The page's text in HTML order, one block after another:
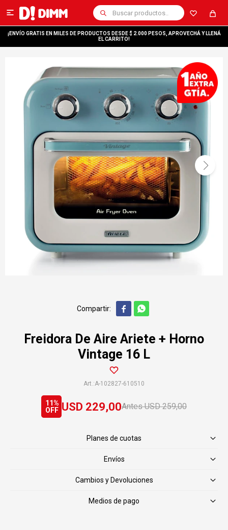

¡ENVÍO GRATIS EN MILES DE PRODUCTOS DESDE $ 2.000 PESOS, APROVECHÁ Y LLENÁ
EL CARRITO!
 
Freidora De Aire Ariete + Horno
Vintage 16 L
A-102827-610510
USD 229,00 USD 259,00
11
Planes de cuotas
Envíos
Cambios y Devoluciones
Medios de pago